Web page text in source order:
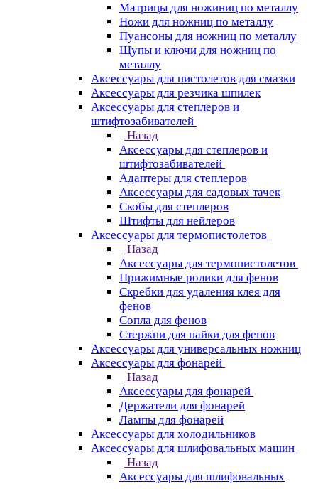
Матрицы для ножиниц по металлу
Ножи для ножниц по металлу
Пуансоны для ножниц по металлу
Щупы и ключи для ножниц по
металлу
Аксессуары для пистолетов для смазки
Аксессуары для резчика шпилек
Аксессуары для степлеров и
штифтозабивателей
Назад
Аксессуары для степлеров и
штифтозабивателей
Адаптеры для степлеров
Аксессуары для садовых тачек
Скобы для степлеров
Штифты для нейлеров
Аксессуары для термопистолетов
Назад
Аксессуары для термопистолетов
Прижимные ролики для фенов
Скребки для удаления клея для
фенов
Сопла для фенов
Стержни для пайки для фенов
Аксессуары для универсальных ножниц
Аксессуары для фонарей
Назад
Аксессуары для фонарей
Держатели для фонарей
Лампы для фонарей
Аксессуары для холодильников
Аксессуары для шлифовальных машин
Назад
Аксессуары для шлифовальных